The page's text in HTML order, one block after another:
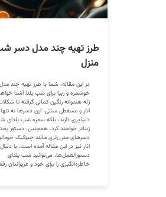
طرز تهیه چند مدل دسر
منزل
در این مقاله، شما با طرز تهیه چند
خوشمزه و زیبا برای شب یلدا آشنا
ژله هندوانه رنگین کمانی گرفته تا
انار و مسقطی سنتی، این دسرها نه
دلپذیری دارند، بلکه سفره شب یلدای
زیباتر خواهند کرد. همچنین، دستور
دسرهای مدرن‌تری مانند چیزکیک خرمالو
انار نیز در این مقاله آمده است. با
دستورالعمل‌ها، می‌توانید شب یلدای
خاطره‌انگیزی را برای خود و عزیزانتان